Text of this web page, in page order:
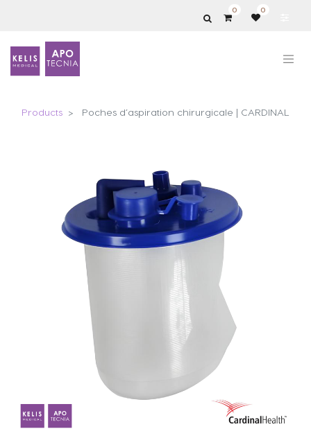
0 0
Products Poches d’aspiration chirurgicale | CARDINAL